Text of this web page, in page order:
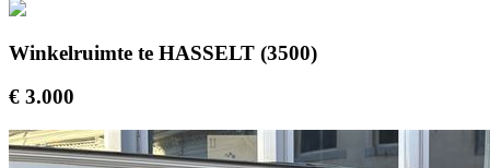
Winkelruimte te HASSELT (3500)
€ 3.000